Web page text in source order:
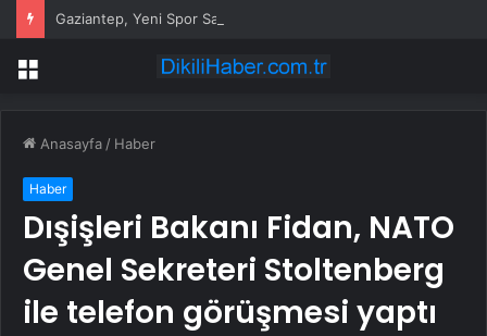
Menü
Anasayfa / Haber
Haber
Dışişleri Bakanı Fidan, NATO
Genel Sekreteri Stoltenberg
ile telefon görüşmesi yaptı